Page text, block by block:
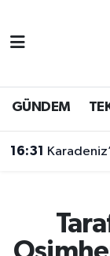
GÜNDEM
16:31
İstanbul
İstanbul
Süper Lig